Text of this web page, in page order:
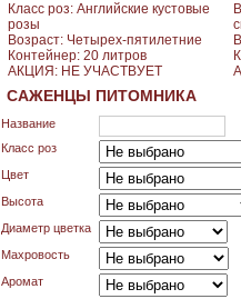
Класс роз: Английские кустовые
розы
Возраст: Четырех-пятилетние
Контейнер: 20 литров
АКЦИЯ: НЕ УЧАСТВУЕТ
САЖЕНЦЫ ПИТОМНИКА
Название
Класс роз
Цвет
Высота
Диаметр цветка
Махровость
Аромат